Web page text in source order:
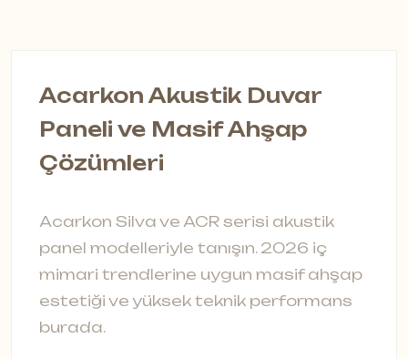
Acarkon Akustik Duvar
Paneli ve Masif Ahşap
Çözümleri
Acarkon Silva ve ACR serisi akustik
panel modelleriyle tanışın. 2026 iç
mimari trendlerine uygun masif ahşap
estetiği ve yüksek teknik performans
burada.